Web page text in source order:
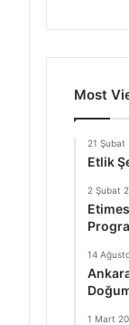
Most
21 Şubat
Etlik
2 Şubat
14
1 Mart